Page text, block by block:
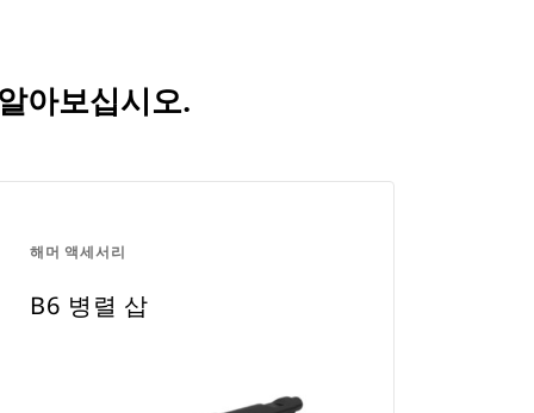
아보십시오.
해머 액세서리
B6 병렬 삽